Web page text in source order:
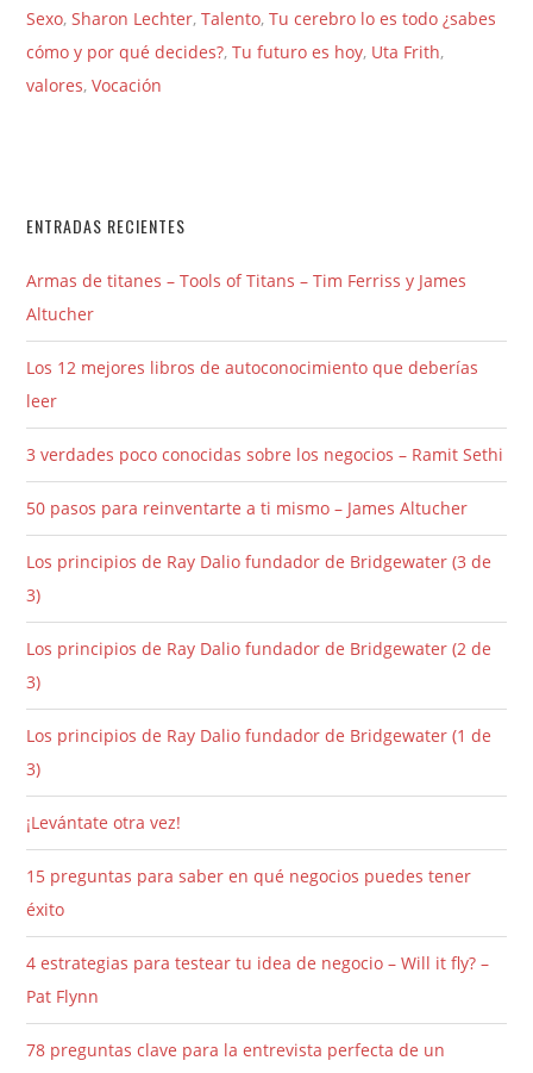
Sexo,Sharon Lechter,Talento,Tu cerebro lo es todo ¿sabes
cómo y por qué decides?,Tu futuro es hoy, Uta Frith,
valores,Vocación
ENTRADAS RECIENTES
Armas de titanes – Tools of Titans – Tim Ferriss y James
Altucher
Los 12 mejores libros de autoconocimiento que deberías
leer
3 verdades poco conocidas sobre los negocios – Ramit Sethi
50 pasos para reinventarte a ti mismo – James Altucher
Los principios de Ray Dalio fundador de Bridgewater (3 de
3)
Los principios de Ray Dalio fundador de Bridgewater (2 de
3)
Los principios de Ray Dalio fundador de Bridgewater (1 de
3)
¡Levántate otra vez!
15 preguntas para saber en qué negocios puedes tener
éxito
4 estrategias para testear tu idea de negocio – Will it fly? –
Pat Flynn
78 preguntas clave para la entrevista perfecta de un